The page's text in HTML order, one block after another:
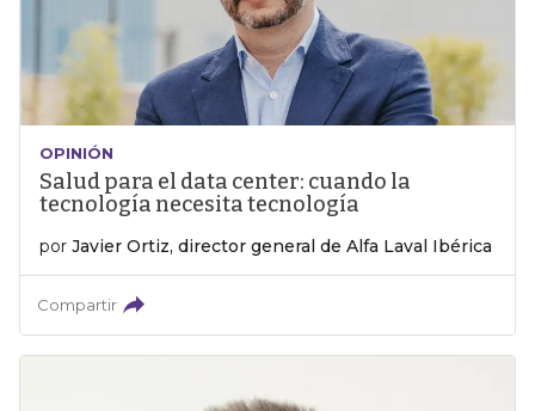
OPINIÓN
Salud para el data center: cuando la
tecnología necesita tecnología
por Javier Ortiz, director general de Alfa Laval Ibérica
Compartir